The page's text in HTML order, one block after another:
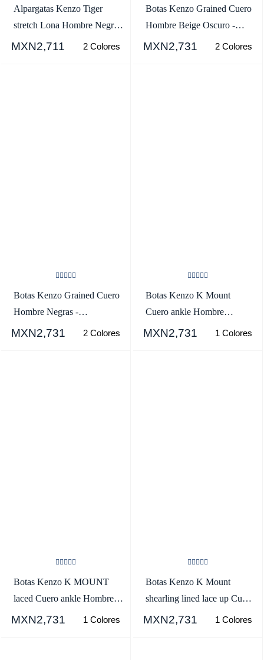
Alpargatas Kenzo Tiger
stretch Lona Hombre Negras
- SKU.3622296
MXN2,711 2 Colores
Botas Kenzo Grained Cuero
Hombre Beige Oscuro -
SKU.8672393
MXN2,731 2 Colores
Botas Kenzo Grained Cuero
Hombre Negras -
SKU.5431439
MXN2,731 2 Colores
Botas Kenzo K Mount
Cuero ankle Hombre
Marrones Oscuro -
MXN2,731 1 Colores
Botas Kenzo K MOUNT
laced Cuero ankle Hombre
Negras - SKU.7813403
MXN2,731 1 Colores
Botas Kenzo K Mount
shearling lined lace up Cuero
Hombre Negras -
MXN2,731 1 Colores